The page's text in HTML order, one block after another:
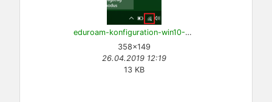
eduroam-konfiguration-win10-14.png
358×149
26.04.2019 12:19
13 KB